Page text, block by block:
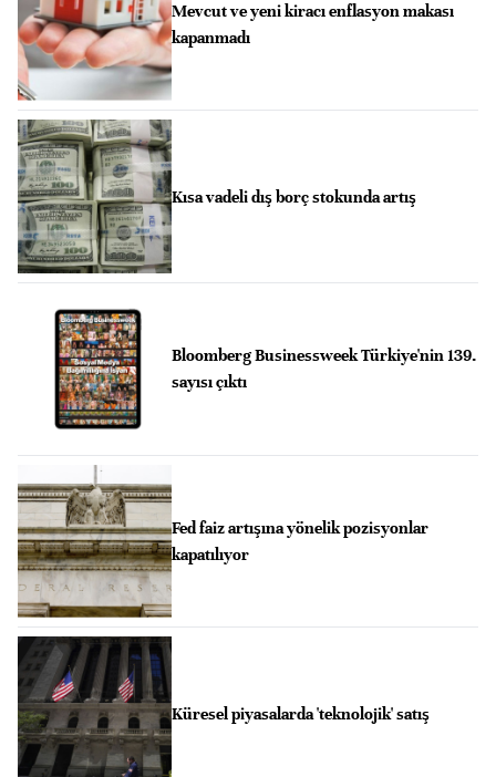
Mevcut ve yeni kiracı enflasyon makası
kapanmadı
Kısa vadeli dış borç stokunda artış
Bloomberg Businessweek Türkiye'nin 139.
sayısı çıktı
Fed faiz artışına yönelik pozisyonlar
kapatılıyor
Küresel piyasalarda 'teknolojik' satış